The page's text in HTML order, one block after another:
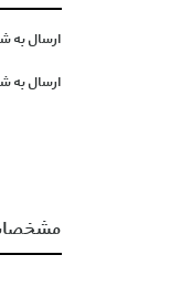
ارسال به
ارسال به